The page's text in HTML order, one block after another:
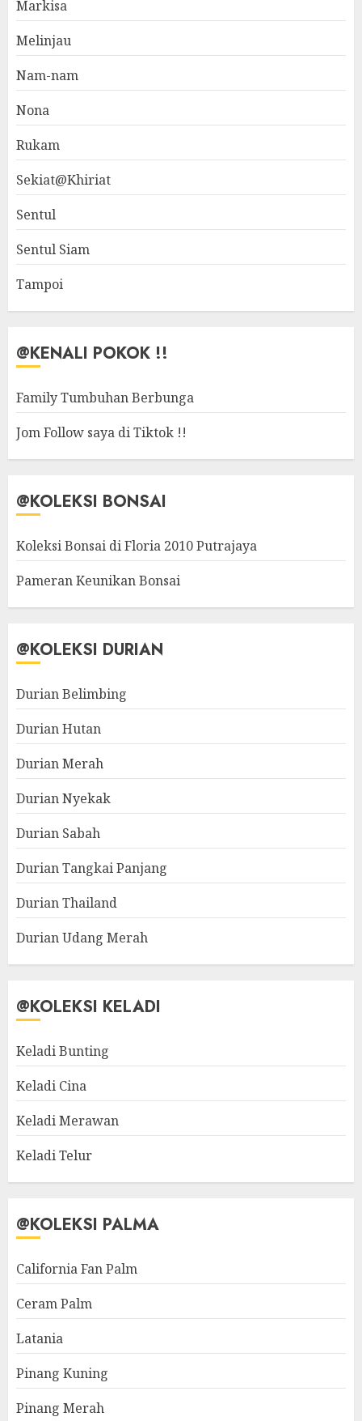
Markisa
Melinjau
Nam-nam
Nona
Rukam
Sekiat@Khiriat
Sentul
Sentul Siam
Tampoi
@KENALI POKOK !!
Family Tumbuhan Berbunga
Jom Follow saya di Tiktok !!
@KOLEKSI BONSAI
Koleksi Bonsai di Floria 2010 Putrajaya
Pameran Keunikan Bonsai
@KOLEKSI DURIAN
Durian Belimbing
Durian Hutan
Durian Merah
Durian Nyekak
Durian Sabah
Durian Tangkai Panjang
Durian Thailand
Durian Udang Merah
@KOLEKSI KELADI
Keladi Bunting
Keladi Cina
Keladi Merawan
Keladi Telur
@KOLEKSI PALMA
California Fan Palm
Ceram Palm
Latania
Pinang Kuning
Pinang Merah